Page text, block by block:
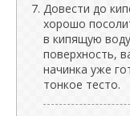
Довести до
хорошо
в кипящую
поверхность,
начинка уже
тонкое тесто.